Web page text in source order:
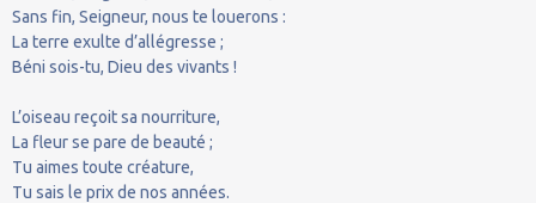
Sans fin, Seigneur, nous te louerons :
La terre exulte d’allégresse ;
Béni sois-tu, Dieu des vivants !
L’oiseau reçoit sa nourriture,
La fleur se pare de beauté ;
Tu aimes toute créature,
Tu sais le prix de nos années.